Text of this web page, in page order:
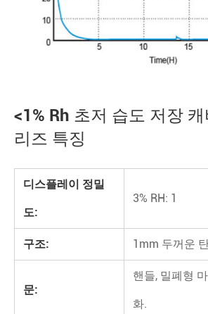
<1% Rh 초저 습도 저장 캐
리즈 특징
디스플레이 정밀
도:
3% RH: 1
구조: 1mm 두꺼운
문:
핸들, 밀폐형
화.